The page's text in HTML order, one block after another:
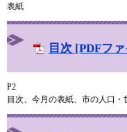
表紙
目次 [PDFフ
P2
目次、今月の表紙、市の人口